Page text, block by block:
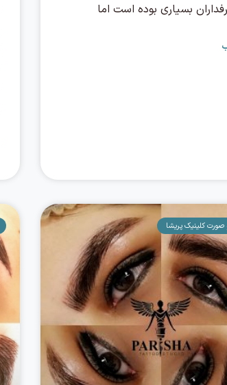
بسیاری بوده است اما
صورت کلینیک پریشا